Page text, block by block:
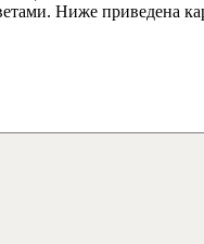
Ниже приведена